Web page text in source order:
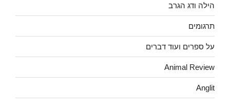
הילה ודג הגרב
תרגומים
על ספרים ועוד דברים
Animal Review
Anglit